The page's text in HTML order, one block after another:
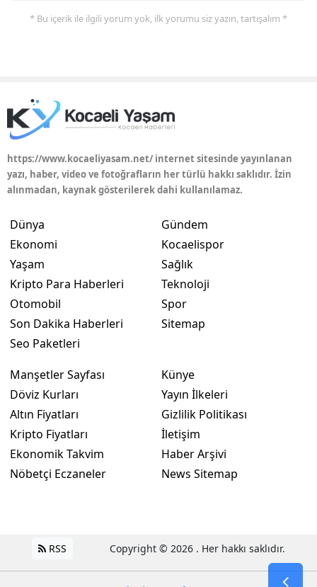
* Bu içerik ile ilgili yorum yok, ilk yorumu siz yazın, tartışalım *
https://www.kocaeliyasam.net/ internet sitesinde yayınlanan
yazı, haber, video ve fotoğrafların her türlü hakkı saklıdır. İzin
alınmadan, kaynak gösterilerek dahi kullanılamaz.
Dünya
Ekonomi
Yaşam
Kripto Para Haberleri
Otomobil
Son Dakika Haberleri
Seo Paketleri
Gündem
Kocaelispor
Sağlık
Teknoloji
Spor
Sitemap
Manşetler Sayfası
Döviz Kurları
Altın Fiyatları
Kripto Fiyatları
Ekonomik Takvim
Nöbetçi Eczaneler
Künye
Yayın İlkeleri
Gizlilik Politikası
İletişim
Haber Arşivi
News Sitemap
RSS Copyright © 2026 . Her hakkı saklıdır.